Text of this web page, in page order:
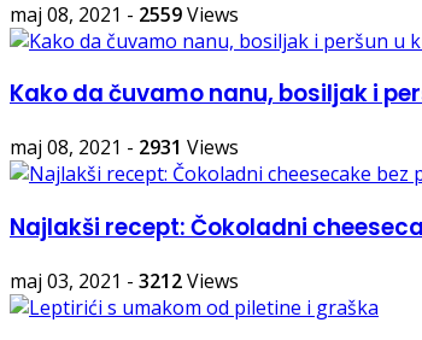
maj 08, 2021 - 2559Views
Kako da čuvamo nanu, bosiljak i
maj 08, 2021 - 2931 Views
Najlakši recept: Čokoladni
maj 03, 2021 - 3212Views